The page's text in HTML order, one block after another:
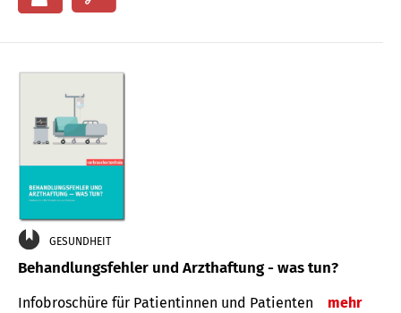
GESUNDHEIT
Behandlungsfehler und Arzthaftung - was tun?
Infobroschüre für Patientinnen und Patienten mehr